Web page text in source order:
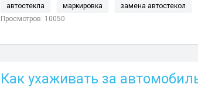
автостекла маркировка
замена автостекол
Просмотров: 10050
Как ухаживать за